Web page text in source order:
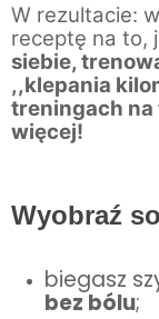
W rezultacie:
receptę na to,
siebie,
,,klepania
treningach na
więcej!
Wyobraź
biegasz
bez bólu;